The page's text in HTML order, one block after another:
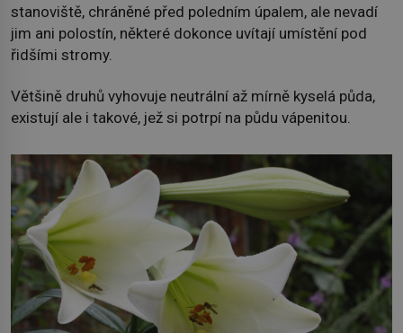
stanoviště, chráněné před poledním úpalem, ale nevadí
jim ani polostín, některé dokonce uvítají umístění pod
řidšími stromy.
Většině druhů vyhovuje neutrální až mírně kyselá půda,
existují ale i takové, jež si potrpí na půdu vápenitou.